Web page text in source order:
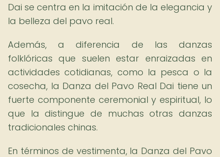
Dai se centra en la imitación de la elegancia y
la belleza del pavo real.
Además, a diferencia de las danzas
folklóricas que suelen estar enraizadas en
actividades cotidianas, como la pesca o la
cosecha, la Danza del Pavo Real Dai tiene un
fuerte componente ceremonial y espiritual, lo
que la distingue de muchas otras danzas
tradicionales chinas.
En términos de vestimenta, la Danza del Pavo